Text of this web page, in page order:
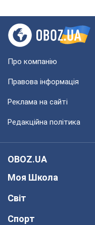
Про компанію
Правова інформація
Реклама на сайті
Редакційна політика
OBOZ.UA
Моя Школа
Світ
Спорт